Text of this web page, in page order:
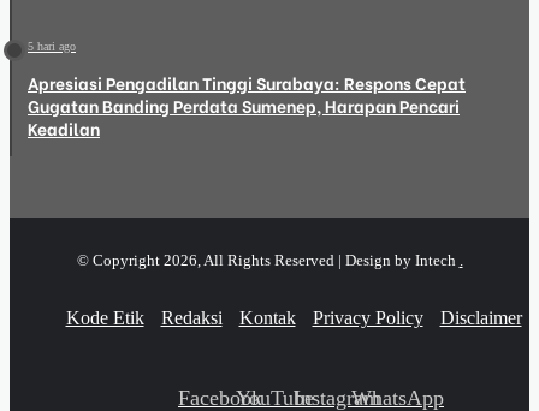
5 hari ago
Apresiasi Pengadilan Tinggi Surabaya: Respons Cepat
Gugatan Banding Perdata Sumenep, Harapan Pencari
Keadilan
© Copyright 2026, All Rights Reserved | Design by Intech
Kode Etik Redaksi Kontak Privacy Policy Disclaimer
FacebookYouTubeInstagramWhatsApp